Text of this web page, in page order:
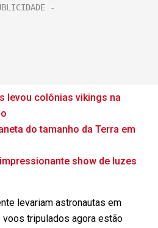
levou colônias vikings na
do tamanho da Terra em
show de luzes
levariam astronautas em
tripulados agora estão